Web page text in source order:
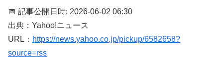
📅 記事公開日時: 2026-06-02 06:30
出典：Yahoo!ニュース
URL： https://news.yahoo.co.jp/pickup/6582658?
source=rss